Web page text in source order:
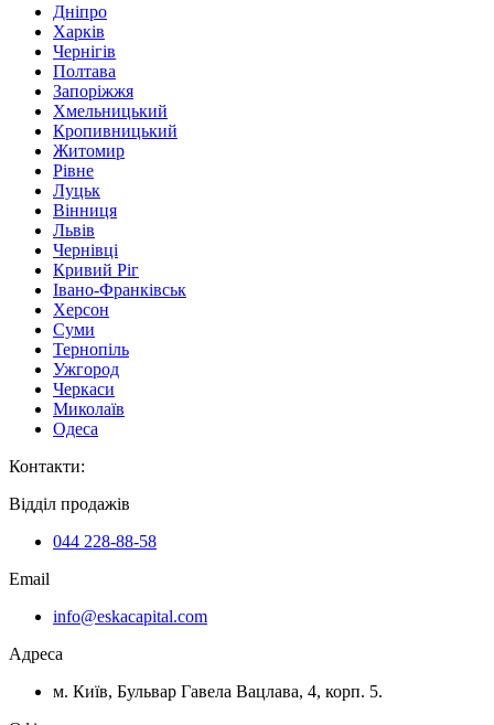
Дніпро
Харків
Чернігів
Полтава
Запоріжжя
Хмельницький
Кропивницький
Житомир
Рівне
Луцьк
Вінниця
Львів
Чернівці
Кривий Ріг
Івано-Франківськ
Херсон
Суми
Тернопіль
Ужгород
Черкаси
Миколаїв
Одеса
Контакти:
Відділ продажів
044 228-88-58
Email
info@eskacapital.com
Адреса
м. Київ, Бульвар Гавела Вацлава, 4, корп. 5.